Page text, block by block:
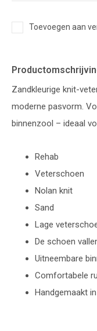
Toevoegen aan
Zandkleurige knit-
moderne pasvorm.
binnenzool – ideaal
Rehab
Veterschoen
Nolan knit
Sand
Lage
De schoen
Uitneembare
Comfortabele
Handgemaakt